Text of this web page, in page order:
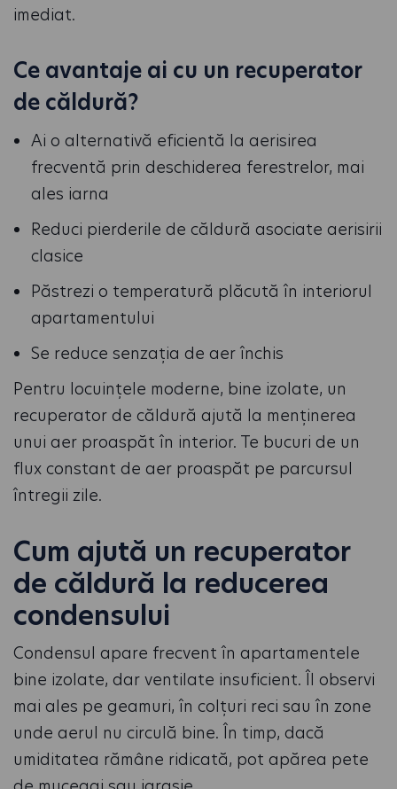
imediat.
Ce avantaje ai cu un recuperator
de căldură?
Ai o alternativă eficientă la aerisirea
frecventă prin deschiderea ferestrelor, mai
ales iarna
Reduci pierderile de căldură asociate aerisirii
clasice
Păstrezi o temperatură plăcută în interiorul
apartamentului
Se reduce senzația de aer închis
Pentru locuințele moderne, bine izolate, un
recuperator de căldură ajută la menținerea
unui aer proaspăt în interior. Te bucuri de un
flux constant de aer proaspăt pe parcursul
întregii zile.
Cum ajută un recuperator
de căldură la reducerea
condensului
Condensul apare frecvent în apartamentele
bine izolate, dar ventilate insuficient. Îl observi
mai ales pe geamuri, în colțuri reci sau în zone
unde aerul nu circulă bine. În timp, dacă
umiditatea rămâne ridicată, pot apărea pete